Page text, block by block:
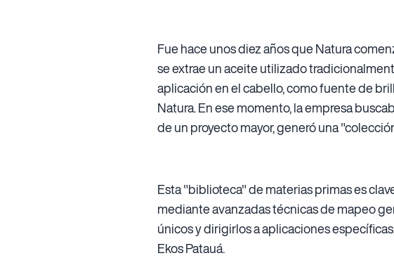
Fue hace unos diez años que Natura
se extrae un aceite utilizado
aplicación en el cabello, como fuente de
Natura. En ese momento, la empresa
de un proyecto mayor, generó una
Esta "biblioteca" de materias primas es
mediante avanzadas técnicas de mapeo
únicos y dirigirlos a aplicaciones
Ekos Patauá.